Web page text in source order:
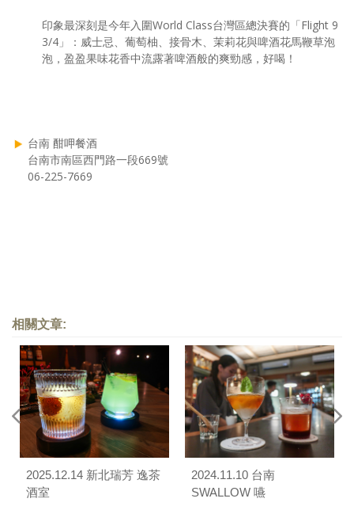
印象最深刻是今年入圍World Class台灣區總決賽的「Flight 9
3/4」：威士忌、葡萄柚、接骨木、茉莉花與啤酒花馬鞭草泡
泡，盈盈果味花香中流露著啤酒般的爽勁感，好喝！
台南 酣呷餐酒
台南市南區西門路一段669號
06-225-7669
相關文章:
2025.12.14 新北瑞芳 逸茶
酒室
2024.11.10 台南
SWALLOW 嚥